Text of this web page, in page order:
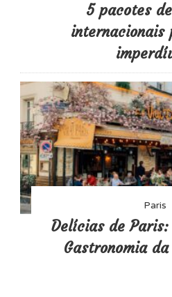
5 pacotes
internacionais
Paris
Delícias de
Gastronomia